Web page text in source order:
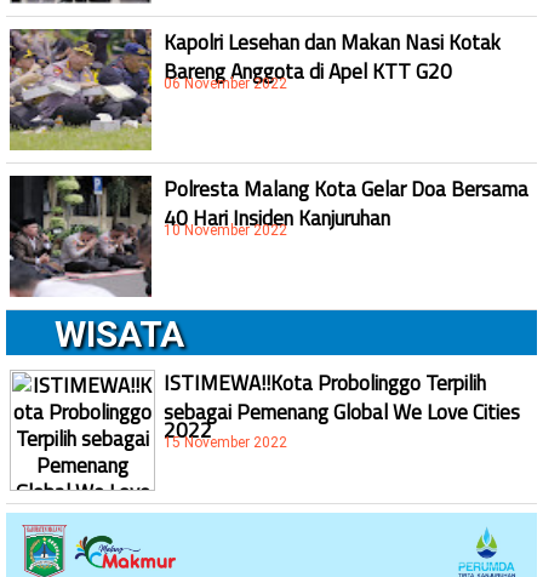
Kapolri Lesehan dan Makan Nasi Kotak
Bareng Anggota di Apel KTT G20
06 November 2022
Polresta Malang Kota Gelar Doa Bersama
40 Hari Insiden Kanjuruhan
10 November 2022
WISATA
ISTIMEWA!!Kota Probolinggo Terpilih
sebagai Pemenang Global We Love Cities
2022
15 November 2022